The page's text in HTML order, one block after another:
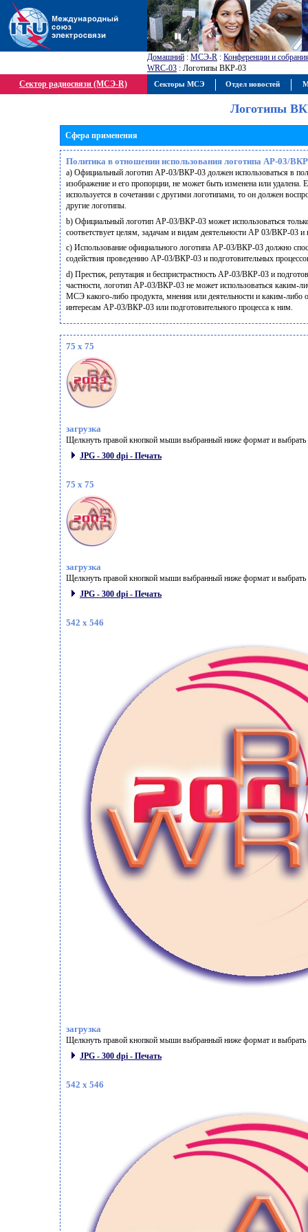
Домашний : МСЭ-R : Конференции и
WRC-03 : Логотипы ВКР-03
Сектор радиосвязи (МСЭ-R)
Логотипы
Сфера применения
Политика в отношении использования логотипа АР-03/
a) Официальный логотип АР-03/ВКР-03 должен использоваться в
изображение и его пропорции, не может быть изменена или
используется в сочетании с другими логотипами, то он должен
другие логотипы.
b) Официальный логотип АР-03/ВКР-03 может использоваться только
соответствует целям, задачам и видам деятельности АР 03/ВКР-03
c) Использование официального логотипа АР-03/ВКР-03 должно
содействия проведению АР-03/ВКР-03 и подготовительных
d) Престиж, репутация и беспристрастность АР-03/ВКР-03 и
частности, логотип АР-03/ВКР-03 не может использоваться каким-
МСЭ какого-либо продукта, мнения или деятельности и каким-
интересам АР-03/ВКР-03 или подготовительного процесса к ним.
75 x 75
загрузка
Щелкнуть правой кнопкой мыши выбранный ниже формат и выбрать
JPG - 300 dpi - Печать
75 x 75
загрузка
Щелкнуть правой кнопкой мыши выбранный ниже формат и выбрать
JPG - 300 dpi - Печать
542 x 546
загрузка
Щелкнуть правой кнопкой мыши выбранный ниже формат и выбрать
JPG - 300 dpi - Печать
542 x 546
Секторы МСЭ Отдел новостей